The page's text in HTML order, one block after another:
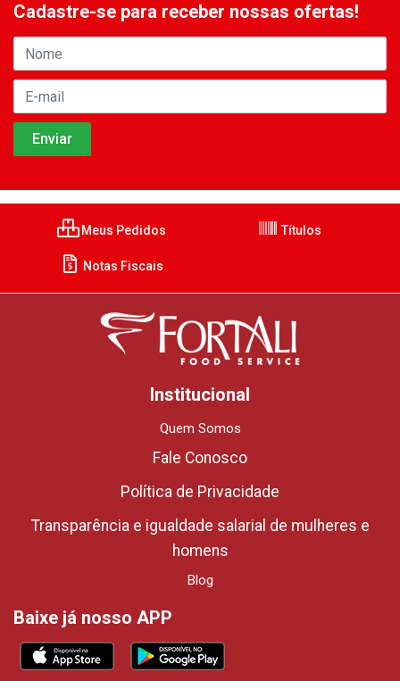
Cadastre-se para receber nossas ofertas!
Meus Pedidos Títulos
Notas Fiscais
Institucional
Quem Somos
Fale Conosco
Política de Privacidade
Transparência e igualdade salarial de mulheres e
homens
Blog
Baixe já nosso APP